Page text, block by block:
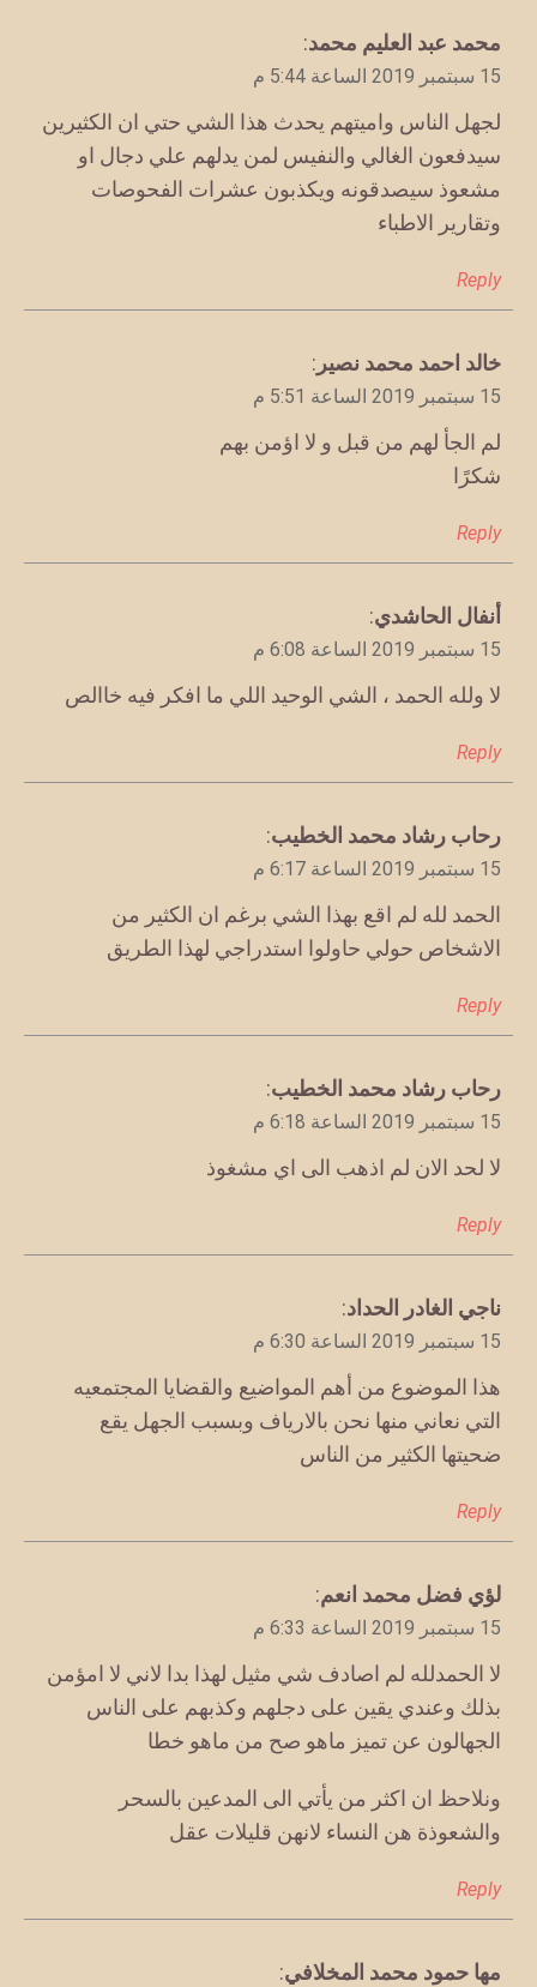
يقول
محمد عبد العليم محمد:
15 سبتمبر 2019 الساعة 5:44 م
لجهل الناس واميتهم يحدث هذا الشي حتي ان الكثيرين
سيدفعون الغالي والنفيس لمن يدلهم علي دجال او
مشعوذ سيصدقونه ويكذبون عشرات الفحوصات
وتقارير الاطباء
Reply
يقول
خالد احمد محمد نصير :
15 سبتمبر 2019 الساعة 5:51 م
لم الجأ لهم من قبل و لا اؤمن بهم
شكرًا
Reply
يقول
أنفال الحاشدي:
15 سبتمبر 2019 الساعة 6:08 م
لا ولله الحمد ، الشي الوحيد اللي ما افكر فيه خاالص
Reply
يقول
رحاب رشاد محمد الخطيب:
15 سبتمبر 2019 الساعة 6:17 م
الحمد لله لم اقع بهذا الشي برغم ان الكثير من
الاشخاص حولي حاولوا استدراجي لهذا الطريق
Reply
يقول
رحاب رشاد محمد الخطيب:
15 سبتمبر 2019 الساعة 6:18 م
لا لحد الان لم اذهب الى اي مشغوذ
Reply
يقول
ناجي الغادر الحداد:
15 سبتمبر 2019 الساعة 6:30 م
هذا الموضوع من أهم المواضيع والقضايا المجتمعيه
التي نعاني منها نحن بالارياف وبسبب الجهل يقع
ضحيتها الكثير من الناس
Reply
يقول
لؤي فضل محمد انعم:
15 سبتمبر 2019 الساعة 6:33 م
لا الحمدلله لم اصادف شي مثيل لهذا بدا لاني لا امؤمن
بذلك وعندي يقين على دجلهم وكذبهم على الناس
الجهالون عن تميز ماهو صح من ماهو خطا
ونلاحظ ان اكثر من يأتي الى المدعين بالسحر
والشعوذة هن النساء لانهن قليلات عقل
Reply
يقول
مها حمود محمد المخلافي: